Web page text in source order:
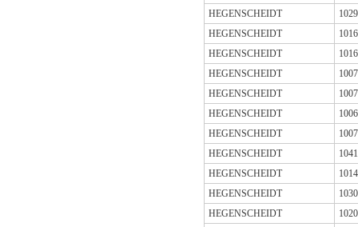
HEGENSCHEIDT
HEGENSCHEIDT
HEGENSCHEIDT
HEGENSCHEIDT
HEGENSCHEIDT
HEGENSCHEIDT
HEGENSCHEIDT
HEGENSCHEIDT
HEGENSCHEIDT
HEGENSCHEIDT
HEGENSCHEIDT